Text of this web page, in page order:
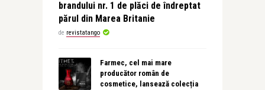
brandului nr. 1 de plăci de îndreptat
părul din Marea Britanie
de revistatango
Farmec, cel mai mare
producător român de
cosmetice, lansează colecția